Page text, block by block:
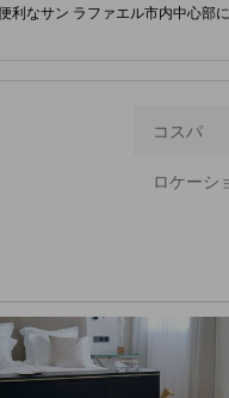
利なサン ラファエル市内中心部
感を向上させるための設備が満載
コスパ
ロケーシ